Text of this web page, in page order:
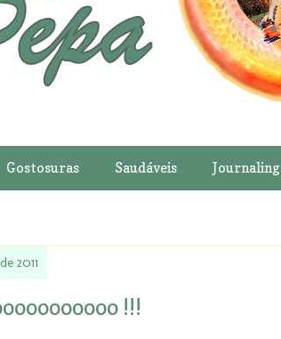
Gostosuras Saudáveis Journaling
2011
!!!